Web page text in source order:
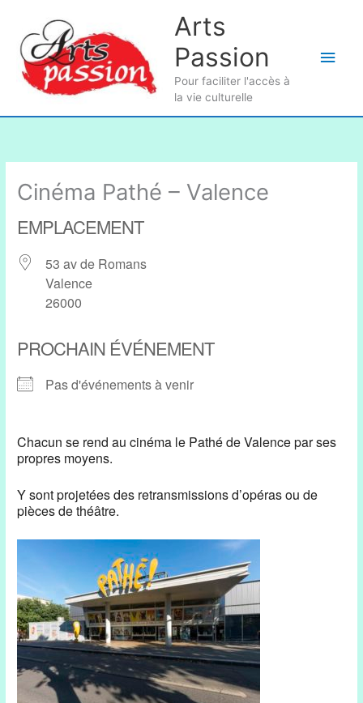
contenu
Arts
Passion
Pour faciliter l'accès à
la vie culturelle
Cinéma Pathé – Valence
EMPLACEMENT
53 av de Romans
Valence
26000
PROCHAIN ÉVÉNEMENT
Pas d'événements à venir
Chacun se rend au cinéma le Pathé de Valence par ses
propres moyens.
Y sont projetées des retransmissions d’opéras ou de
pièces de théâtre.